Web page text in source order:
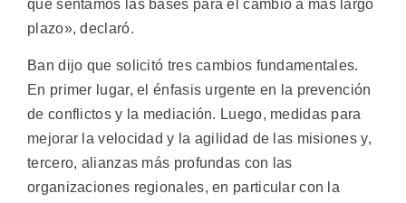
que sentamos las bases para el cambio a más largo
plazo», declaró.
Ban dijo que solicitó tres cambios fundamentales.
En primer lugar, el énfasis urgente en la prevención
de conflictos y la mediación. Luego, medidas para
mejorar la velocidad y la agilidad de las misiones y,
tercero, alianzas más profundas con las
organizaciones regionales, en particular con la